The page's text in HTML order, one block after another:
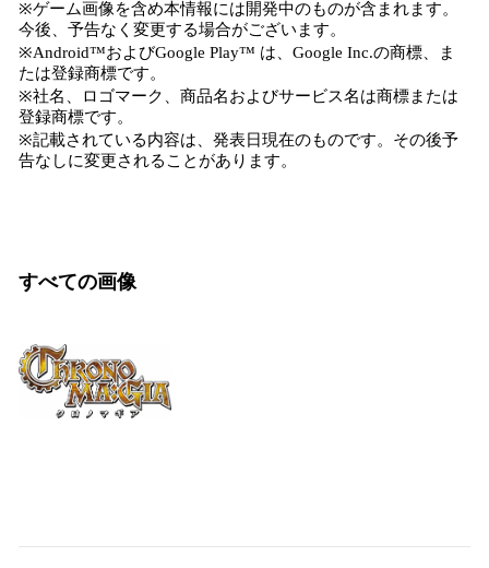
※ゲーム画像を含め本情報には開発中のものが含まれます。
今後、予告なく変更する場合がございます。
※Android™およびGoogle Play™ は、Google Inc.の商標、ま
たは登録商標です。
※社名、ロゴマーク、商品名およびサービス名は商標または
登録商標です。
※記載されている内容は、発表日現在のものです。その後予
告なしに変更されることがあります。
すべての画像